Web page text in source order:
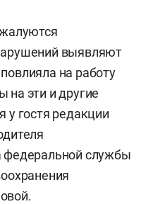
выявляют
на работу
на эти и другие
у гостя редакции
федеральной службы